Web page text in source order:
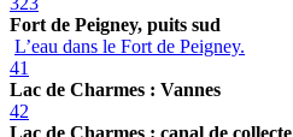
Fort de Peigney, puits sud
L’eau dans le Fort de Peigney.
41
Lac de Charmes : Vannes
42
Lac de Charmes : canal de